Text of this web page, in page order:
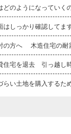
どのようになっていく
はしっかり確認してま
の方へ 木造住宅の耐
住宅を退去 引っ越し
らい土地を購入するた